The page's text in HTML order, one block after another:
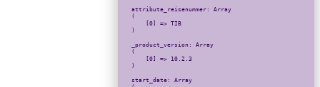
attribute_reisenummer: Array
(
    [0] => TIB
)
_product_version: Array
(
    [0] => 10.2.3
)
start_date: Array